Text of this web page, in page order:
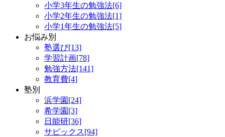
小学3年生の勉強法[6]
小学2年生の勉強法[1]
小学1年生の勉強法[5]
お悩み別
塾選び[13]
学習計画[78]
勉強方法[141]
教育費[4]
塾別
浜学園[24]
希学園[3]
日能研[36]
サピックス[94]